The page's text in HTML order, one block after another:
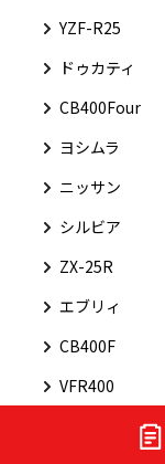
YZF-R25
ドゥカティ
CB400Four
ヨシムラ
ニッサン
シルビア
ZX-25R
エブリィ
CB400F
VFR400
360モデルナ